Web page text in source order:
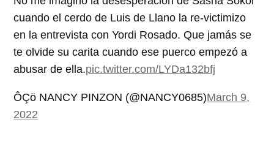
cuando el cerdo de Luis de Llano la re-victimizo
en la entrevista con Yordi Rosado. Que jamás se
te olvide su carita cuando ese puerco empezó a
abusar de ella.pic.twitter.com/LYDa132bfj
ÔÇö NANCY PINZON (@NANCY0685)March 9,
2022